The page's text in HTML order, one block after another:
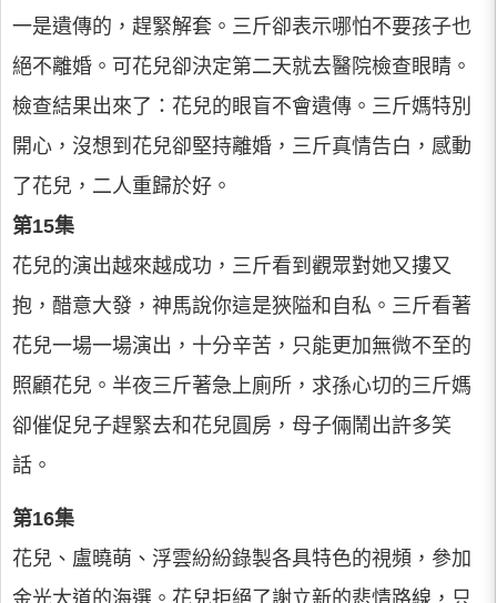
一是遺傳的，趕緊解套。三斤卻表示哪怕不要孩子也
絕不離婚。可花兒卻決定第二天就去醫院檢查眼睛。
檢查結果出來了：花兒的眼盲不會遺傳。三斤媽特別
開心，沒想到花兒卻堅持離婚，三斤真情告白，感動
了花兒，二人重歸於好。
第15集
花兒的演出越來越成功，三斤看到觀眾對她又摟又
抱，醋意大發，神馬說你這是狹隘和自私。三斤看著
花兒一場一場演出，十分辛苦，只能更加無微不至的
照顧花兒。半夜三斤著急上廁所，求孫心切的三斤媽
卻催促兒子趕緊去和花兒圓房，母子倆鬧出許多笑
話。
第16集
花兒、盧曉萌、浮雲紛紛錄製各具特色的視頻，參加
金光大道的海選。花兒拒絕了謝立新的悲情路線，只